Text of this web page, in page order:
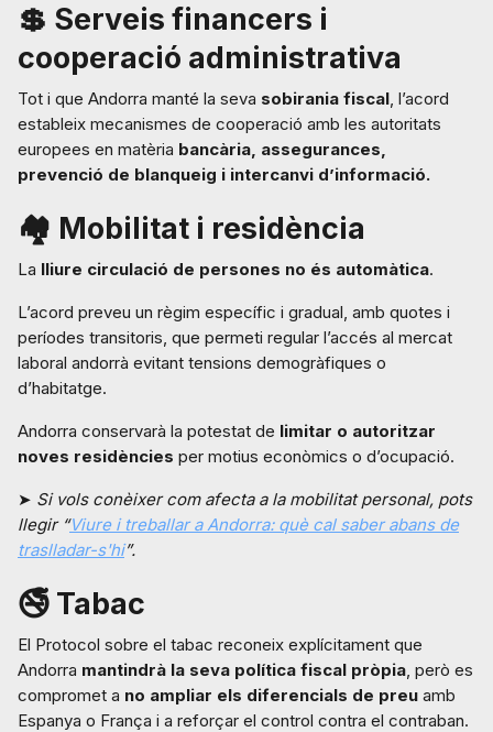
💲 Serveis financers i
cooperació administrativa
Tot i que Andorra manté la seva sobirania fiscal, l’acord
estableix mecanismes de cooperació amb les autoritats
europees en matèria bancària, assegurances,
prevenció de blanqueig i intercanvi d’informació.
🏘️ Mobilitat i residència
La lliure circulació de persones no és automàtica.
L’acord preveu un règim específic i gradual, amb quotes i
períodes transitoris, que permeti regular l’accés al mercat
laboral andorrà evitant tensions demogràfiques o
d’habitatge.
Andorra conservarà la potestat de limitar o autoritzar
noves residències per motius econòmics o d’ocupació.
➤ Si vols conèixer com afecta a la mobilitat personal, pots
llegir “Viure i treballar a Andorra: què cal saber abans de
traslladar-s'hi”.
🚭 Tabac
El Protocol sobre el tabac reconeix explícitament que
Andorra mantindrà la seva política fiscal pròpia, però es
compromet a no ampliar els diferencials de preu amb
Espanya o França i a reforçar el control contra el contraban.